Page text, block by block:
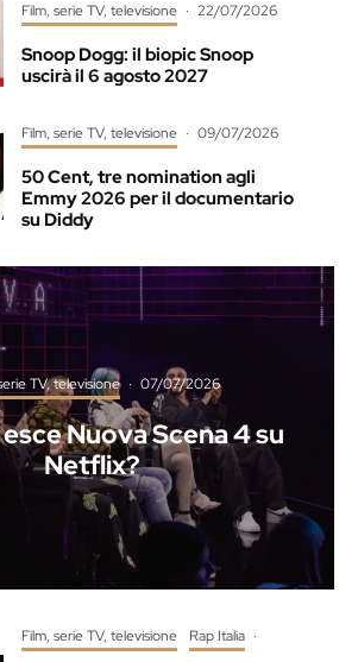
Film, serie TV, televisione · 22/07/2026
Snoop Dogg: il biopic Snoop
uscirà il 6 agosto 2027
Film, serie TV, televisione · 09/07/2026
50 Cent, tre nomination agli
Emmy 2026 per il documentario
su Diddy
TV, televisione · 07/07/2026
Nuova Scena 4 su
Netflix?
Film, serie TV, televisione Rap Italia ·